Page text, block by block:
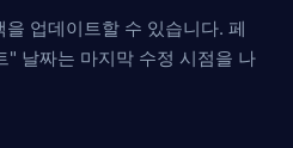
업데이트할 수 있습니다. 페
" 날짜는 마지막 수정 시점을 나